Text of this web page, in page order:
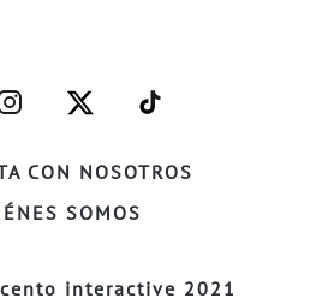
CON NOSOTROS
SOMOS
–
–
TWITTER–
–
WELIFE–
interactive 2021